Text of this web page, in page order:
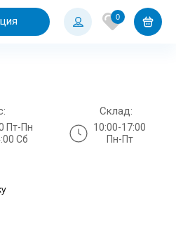
0
Пт-Пн
Сб
Склад:
10:00-17:00
Пн-Пт